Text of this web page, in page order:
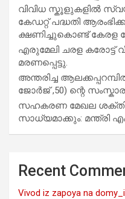
വിവിധ സ്കൂളുകളില്‍
കേഡറ്റ് പദ്ധതി
ക്ഷണിച്ചുകൊണ്ട് കേരള
എരുമേലി ചരള കരോട്ട്
മരണപ്പെട്ടു.
അന്തരിച്ച
ജോർജ് ,50) ന്റെ
സഹകരണ മേഖല
സാധ്യമാക്കും: മന്ത്രി
Recent
Vivod iz zapoya na